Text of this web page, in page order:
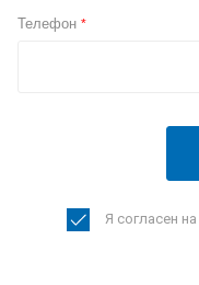
Телефон *
Я согласен на